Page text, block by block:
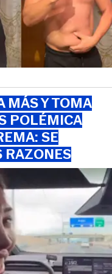
MÁS Y TOMA
POLÉMICA
SE
RAZONES